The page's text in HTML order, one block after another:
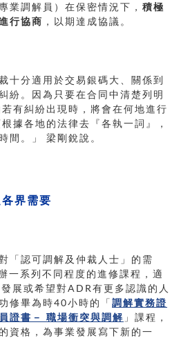
業調解員）在保密情況下， 積極
行協商 ，以期達成協議。
十分適用於交易銀碼大、關係到
紛。因為只要在合同中清楚列明
有糾紛出現時，將會在何地進行
據各地的法律去『各執一詞』，
間。」 梁剛銳說。
界需要
「認可調解及仲裁人士」的需
一系列不同程度的進修課程，適
展或希望對ADR有更多認識的人
修畢為時40小時的「調解實務證
證書－ 職場衝突與調解 」課程，
資格，為事業發展寫下新的一